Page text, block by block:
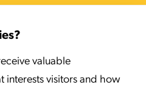
valuable
interests visitors and how